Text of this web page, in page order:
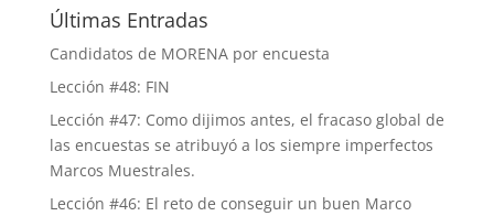
Últimas Entradas
Candidatos de MORENA por encuesta
Lección #48: FIN
Lección #47: Como dijimos antes, el fracaso global de
las encuestas se atribuyó a los siempre imperfectos
Marcos Muestrales.
Lección #46: El reto de conseguir un buen Marco